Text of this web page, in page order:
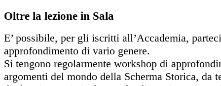
Oltre la lezione in Sala
E’ possibile, per gli iscritti all’Accademia,
approfondimento di vario genere.
Si tengono regolarmente workshop di
argomenti del mondo della Scherma Storica, da